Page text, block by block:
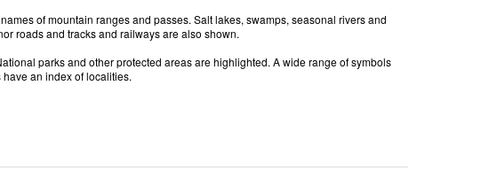
of mountain ranges and passes. Salt lakes, swamps, seasonal rivers and
roads and tracks and railways are also shown.
parks and other protected areas are highlighted. A wide range of symbols
an index of localities.